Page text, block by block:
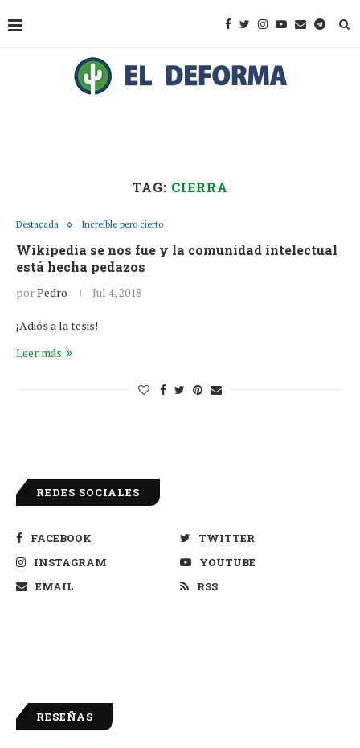
TAG: CIERRA
Destacada Increíble pero cierto
Wikipedia se nos fue y la comunidad intelectual
está hecha pedazos
porPedro Jul 4, 2018
¡Adiós a la tesis!
Leer más
REDES SOCIALES
FACEBOOK
TWITTER
INSTAGRAM
YOUTUBE
EMAIL
RSS
RESEÑAS